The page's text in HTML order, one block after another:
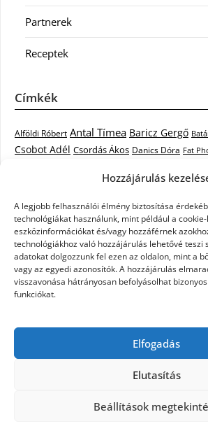
Hozzájárulás
A legjobb felhasználói élmény biztosítása
technológiákat használunk, mint például a
eszközinformációkat és/vagy hozzáférnek
technológiákhoz való hozzájárulás lehetővé teszi
adatokat dolgozzunk fel ezen az oldalon, mint a
vagy az egyedi azonosítók. A hozzájárulás
visszavonása hátrányosan befolyásolhat
funkciókat.
Elfogadás
Elutasítás
Beállítások
Partnerek
Receptek
Címkék
Alföldi Róbert Antal Tímea Baricz Gergő
Csobot Adél Csordás Ákos Danics Dóra Fat
Kovács László Stone
Krasznai Tünde Like LiL C. Malek Miklós
Nagy Feró Oláh Gergő Péterffy Lili
Cowell Szabó Dávid Szabó Ádám Szikora
Tarány Tamás Tóth Gabi Vastag Csaba
Kati X-factor X-FaktorX-
X-Faktor válogatásx faktor
©2026 X-Faktor Magyarországon